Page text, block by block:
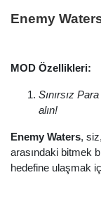
Enemy
MOD Özellikleri:
Sınırsız
alın!
Enemy Waters,
arasındaki bitmek
hedefine ulaşmak